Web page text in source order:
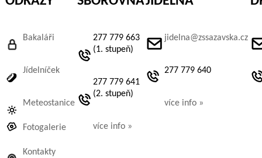
Bakaláři
Jídelníček
Meteostanice
Fotogalerie
Kontakty
277 779 663
(1. stupeň)
277 779 641
(2. stupeň)
více info »
jidelna@zssazavska.cz
277 779 640
více info »